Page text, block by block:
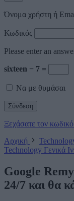
Όνομα χρήστη ή
Κωδικός
Please enter an
sixteen − 7 =
Να με θυμάσαι
Ξεχάσατε τον
Αρχική
Technology Γενικά
Google
24/7 και θα